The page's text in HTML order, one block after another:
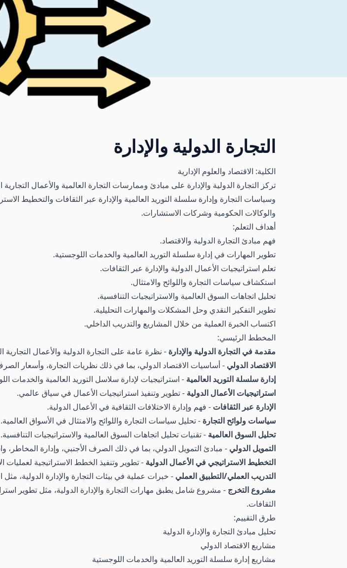
التجارة الدولية والإدارة
الكلية: الاقتصاد والعلوم الإدارية
تركز التجارة الدولية والإدارة على مبادئ وممارسات التجارة العالمية والأعمال
وسياسات التجارة وإدارة سلسلة التوريد العالمية والإدارة عبر الثقافات والتخطيط
والوكالات الحكومية وشركات الاستشارات.
أهداف التعلم:
فهم مبادئ التجارة الدولية والاقتصاد.
تطوير المهارات في إدارة سلسلة التوريد العالمية والخدمات اللوجستية.
تعلم استراتيجيات الأعمال الدولية والإدارة عبر الثقافات.
استكشاف سياسات التجارة واللوائح والامتثال.
تحليل اتجاهات السوق العالمية والاستراتيجيات التنافسية.
تطوير التفكير النقدي وحل المشكلات والمهارات التحليلية.
اكتساب الخبرة العملية من خلال المشاريع والتدريب الداخلي.
المخطط الرئيسي:
مقدمة في التجارة الدولية والإدارة - نظرة عامة على التجارة الدولية والأعمال التجارية
الاقتصاد الدولي - أساسيات الاقتصاد الدولي، بما في ذلك نظريات التجارة، وأسعار
إدارة سلسلة التوريد العالمية - استراتيجيات لإدارة سلاسل التوريد العالمية والخدمات
استراتيجيات الأعمال الدولية - تطوير وتنفيذ استراتيجيات الأعمال في سياق عالمي.
الإدارة عبر الثقافات - فهم وإدارة الاختلافات الثقافية في الأعمال الدولية.
سياسات ولوائح التجارة - تحليل سياسات التجارة واللوائح والامتثال في الأسواق العالمية.
تحليل السوق العالمية - تقنيات تحليل اتجاهات السوق العالمية والاستراتيجيات التنافسية.
التمويل الدولي - مبادئ التمويل الدولي، بما في ذلك الصرف الأجنبي، وإدارة المخاطر،
التخطيط الاستراتيجي في الأعمال الدولية - تطوير وتنفيذ الخطط الاستراتيجية لعمليات
التدريب العملي/التطبيق العملي - خبرات عملية في بيئات التجارة والإدارة الدولية،
مشروع التخرج - مشروع شامل يطبق مهارات التجارة والإدارة الدولية، مثل تطوير
الثقافات.
طرق التقييم:
تحليل مبادئ التجارة والإدارة الدولية
مشاريع الاقتصاد الدولي
مشاريع إدارة سلسلة التوريد العالمية والخدمات اللوجستية